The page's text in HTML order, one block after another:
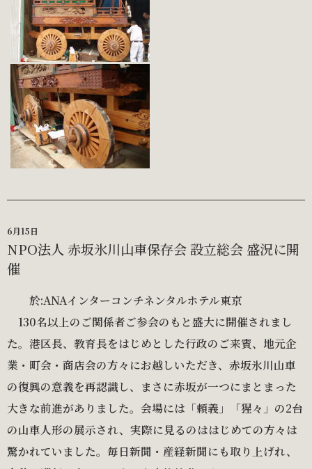
6月15日
NPO法人 赤坂氷川山車保存会 設立総会 盛況に開
催
於:ANAインターコンチネンタルホテル東京
130名以上のご関係者ご参会のもと盛大に開催されまし
た。港区長、教育長をはじめとした行政のご来賓、地元企
業・町会・商店会の方々にお越しいただき、赤坂氷川山車
の復興の意義を再認識し、まさに赤坂が一つにまとまった
大きな前進がありました。会場には「頼義」「猩々」の2台
の山車人形の展示され、実際に見るのははじめての方々は
驚かれていました。毎日新聞・産経新聞にも取り上げれ、